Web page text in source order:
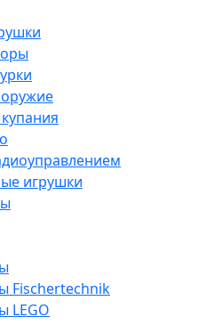
игрушки
Fisсhertechnik
LEGO